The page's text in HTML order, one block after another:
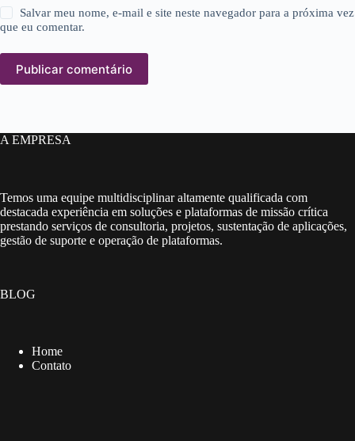
Salvar meu nome, e-mail e site neste navegador para a próxima vez
que eu comentar.
Publicar comentário
A EMPRESA
Temos uma equipe multidisciplinar altamente qualificada com
destacada experiência em soluções e plataformas de missão crítica
prestando serviços de consultoria, projetos, sustentação de aplicações,
gestão de suporte e operação de plataformas.
BLOG
Home
Contato